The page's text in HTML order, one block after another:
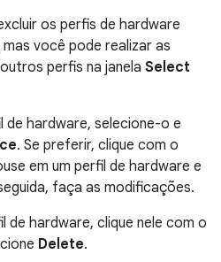
os perfis de hardware
você pode realizar as
perfis na janela Select
de hardware, selecione-o e
. Se preferir, clique com o
em um perfil de hardware e
faça as modificações.
de hardware, clique nele com o
Delete.